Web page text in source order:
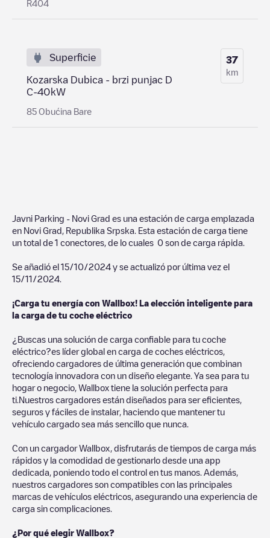
R404
Superficie
Kozarska Dubica - brzi punjac D
C-40kW
85 Obućina Bare
37
km
Javni Parking - Novi Grad es una estación de carga emplazada
en Novi Grad Republika Srpska . Esta estación de carga tiene
un total de 1 conectores, de lo cuales 0 son de carga rápida.
Se añadió el 15/10/2024 y se actualizó por última vez el
15/11/2024
¡Carga tu energía con Wallbox! La elección inteligente para
la carga de tu coche eléctrico
¿Buscas una solución de carga confiable para tu coche
eléctrico?es líder global en carga de coches eléctricos,
ofreciendo cargadores de última generación que combinan
tecnología innovadora con un diseño elegante. Ya sea para tu
hogar o negocio, Wallbox tiene la solución perfecta para
ti.Nuestros cargadores están diseñados para ser eficientes,
seguros y fáciles de instalar, haciendo que mantener tu
vehículo cargado sea más sencillo que nunca.
Con un cargador Wallbox, disfrutarás de tiempos de carga más
rápidos y la comodidad de gestionarlo desde una app
dedicada, poniendo todo el control en tus manos. Además,
nuestros cargadores son compatibles con las principales
marcas de vehículos eléctricos, asegurando una experiencia de
carga sin complicaciones.
¿Por qué elegir Wallbox?